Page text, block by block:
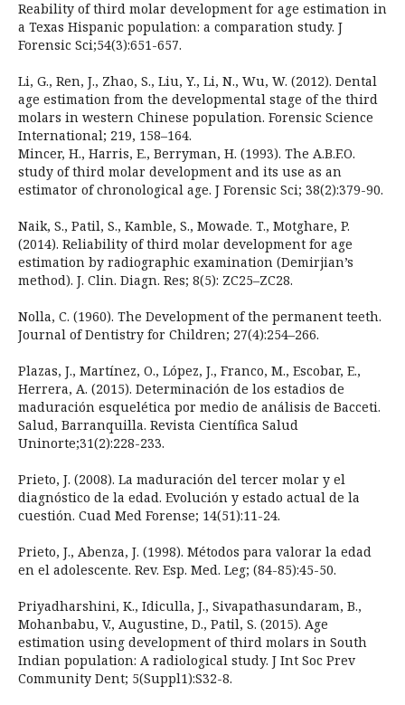
Reability of third molar development for age estimation in
a Texas Hispanic population: a comparation study. J
Forensic Sci;54(3):651-657.
Li, G., Ren, J., Zhao, S., Liu, Y., Li, N., Wu, W. (2012). Dental
age estimation from the developmental stage of the third
molars in western Chinese population. Forensic Science
International; 219, 158–164.
Mincer, H., Harris, E., Berryman, H. (1993). The A.B.F.O.
study of third molar development and its use as an
estimator of chronological age. J Forensic Sci; 38(2):379-90.
Naik, S., Patil, S., Kamble, S., Mowade. T., Motghare, P.
(2014). Reliability of third molar development for age
estimation by radiographic examination (Demirjian’s
method). J. Clin. Diagn. Res; 8(5): ZC25–ZC28.
Nolla, C. (1960). The Development of the permanent teeth.
Journal of Dentistry for Children; 27(4):254–266.
Plazas, J., Martínez, O., López, J., Franco, M., Escobar, E.,
Herrera, A. (2015). Determinación de los estadios de
maduración esquelética por medio de análisis de Bacceti.
Salud, Barranquilla. Revista Científica Salud
Uninorte;31(2):228-233.
Prieto, J. (2008). La maduración del tercer molar y el
diagnóstico de la edad. Evolución y estado actual de la
cuestión. Cuad Med Forense; 14(51):11-24.
Prieto, J., Abenza, J. (1998). Métodos para valorar la edad
en el adolescente. Rev. Esp. Med. Leg; (84-85):45-50.
Priyadharshini, K., Idiculla, J., Sivapathasundaram, B.,
Mohanbabu, V., Augustine, D., Patil, S. (2015). Age
estimation using development of third molars in South
Indian population: A radiological study. J Int Soc Prev
Community Dent; 5(Suppl1):S32-8.